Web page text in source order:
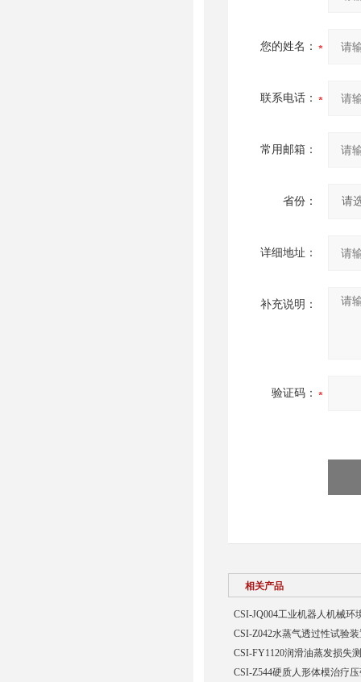
您的姓名：
联系电话：
常用邮箱：
省份：
详细地址：
补充说明：
验证码：
相关产品
CSI-JQ004工业机器人机械
CSI-Z042水蒸气透过性试验
CSI-FY1120润滑油蒸发损失
CSI-Z544硬质人形体模治疗